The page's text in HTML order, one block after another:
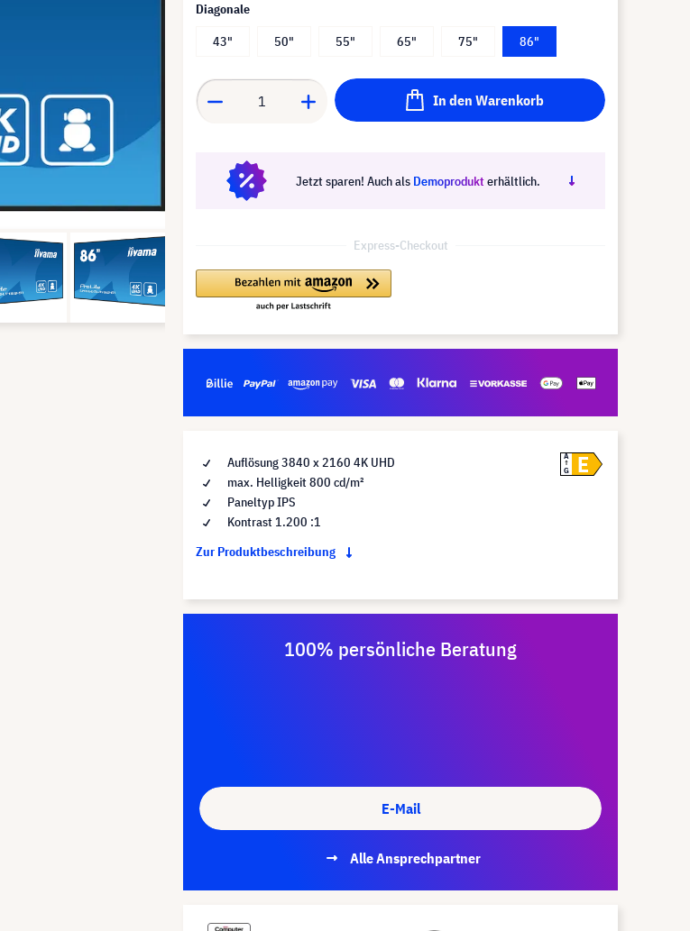
Diagonale
43"
50" 55" 65" 75" 86"
In den Warenkorb
Jetzt sparen! Auch als Demoprodukterhältlich.
Express-Checkout
Auflösung 3840 x 2160 4K UHD
max. Helligkeit 800 cd/m²
Paneltyp IPS
Kontrast 1.200 :1
Zur Produktbeschreibung
A
G
E
100% persönliche Beratung
E-Mail
Alle Ansprechpartner